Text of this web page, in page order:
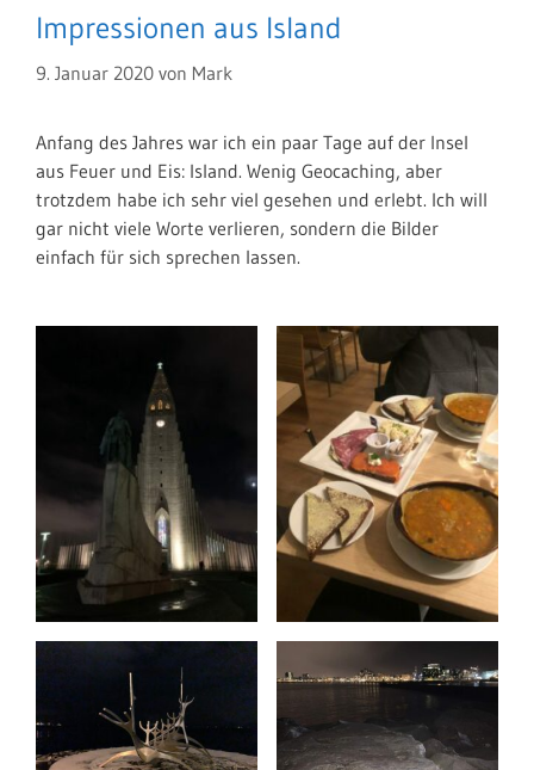
Impressionen aus Island
9. Januar 2020 von Mark
Anfang des Jahres war ich ein paar Tage auf der Insel
aus Feuer und Eis: Island. Wenig Geocaching, aber
trotzdem habe ich sehr viel gesehen und erlebt. Ich will
gar nicht viele Worte verlieren, sondern die Bilder
einfach für sich sprechen lassen.